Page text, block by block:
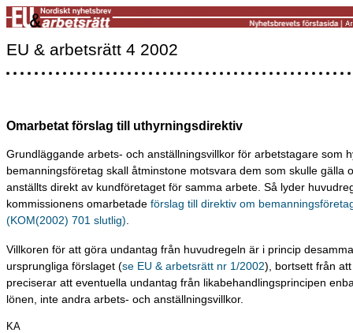
EU & arbetsrätt 4 2002
Omarbetat förslag till uthyrningsdirektiv
Grundläggande arbets- och anställningsvillkor för arbetstagare som
bemanningsföretag skall åtminstone motsvara dem som skulle gälla
anställts direkt av kundföretaget för samma arbete. Så lyder
kommissionens omarbetade förslag till direktiv om
(KOM(2002) 701 slutlig)
Villkoren för att göra undantag från huvudregeln är i princip
ursprungliga förslaget (se EU & arbetsrätt nr 1/2002), bortsett från
preciserar att eventuella undantag från likabehandlingsprincipen
lönen, inte andra arbets- och anställningsvillkor.
KA